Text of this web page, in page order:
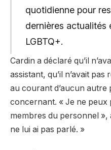
quotidienne pour
dernières actualités
LGBTQ+.
Cardin a déclaré qu’il
assistant, qu’il n’avait pas
au courant d’aucun autre
concernant. « Je ne peux
membres du personnel »,
ne lui ai pas parlé. »